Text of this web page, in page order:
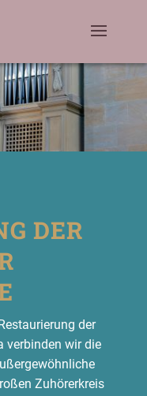
DER
der
ver­bin­den wir die
Zuhö­rer­kreis